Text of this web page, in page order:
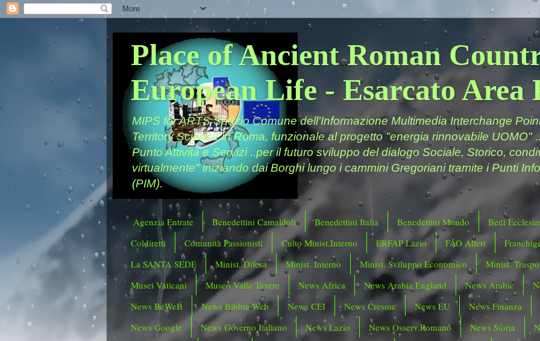
Place of Ancient Roman
European Life - Esarcato Area
MIPS for ARTS Spazio Comune dell'Informazione Multimedia Interchange
Territory Science in Roma, funzionale al progetto "energia rinnovabile UOMO"
Punto Attività e Servizi ..per il futuro sviluppo del dialogo Sociale, Storico,
virtualmente" iniziando dai Borghi lungo i cammini Gregoriani tramite i Punti
(PIM).
Agenzia Entrate Benedettini Camaldoli Benedettini Italia Benedettini Mondo
Beni
Coldiretti
Comunità Passionisti Culto Minist.Interno ERFAP Lazio FAO Allert
La SANTA SEDE
Minist. Difesa Minist. Interno Minist. Sviluppo Economico
Minist.
Musei Vaticani
Museo Valle Tevere News Africa News Arabia England News Arabic
News BeWeB
News Bibbia Web News CEI News Cresme News EU
News Finanza
News Google
News Governo Italiano News Lazio News Osserv.Romano News Storia